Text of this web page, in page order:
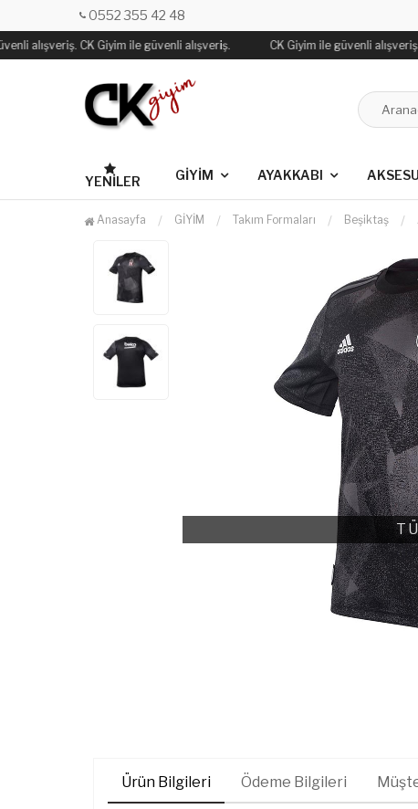
0552 355 42 48
alışveriş. CK Giyim ile güvenli alışveriş. CK Giyim ile güvenli
YENILER GİYİM AYAKKABI
Anasayfa GİYİM Takım Formaları Beşiktaş
Ürün Bilgileri Ödeme Bilgileri